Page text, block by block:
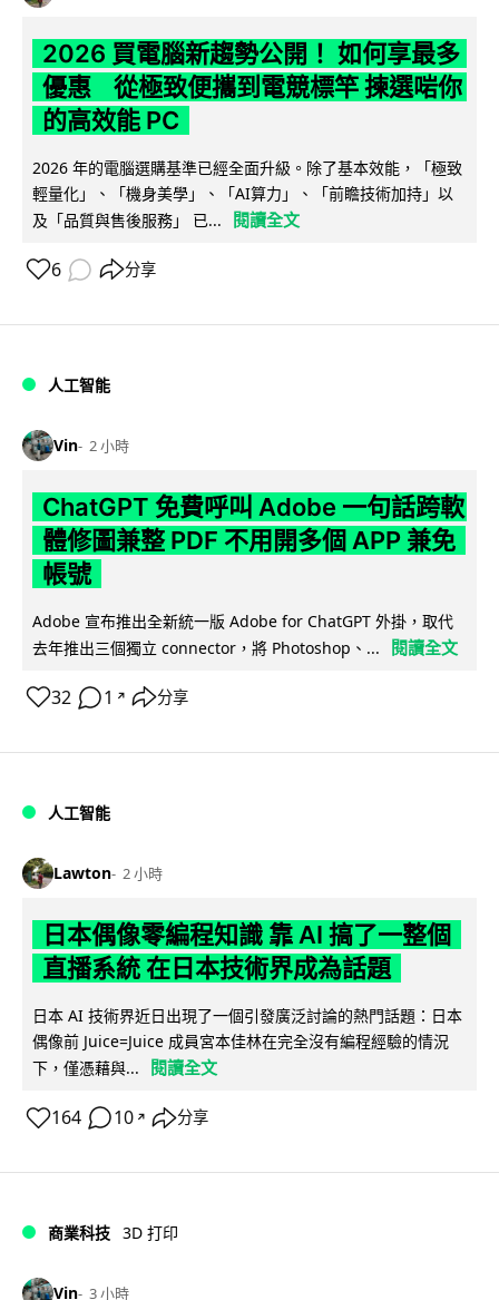
2026 買電腦新趨勢公開！ 如何享最多
優惠 從極致便攜到電競標竿 揀選啱你
的高效能 PC
2026 年的電腦選購基準已經全面升級。除了基本效能，「極致
輕量化」、「機身美學」、「AI算力」、「前瞻技術加持」以
及「品質與售後服務」 已...
閱讀全文
6 分享
人工智能
Vin 2 小時
ChatGPT 免費呼叫 Adobe 一句話跨軟
體修圖兼整 PDF 不用開多個 APP 兼免
帳號
Adobe 宣布推出全新統一版 Adobe for ChatGPT 外掛，取代
去年推出三個獨立 connector，將 Photoshop、...
閱讀全文
32 1 ↗ 分享
人工智能
Lawton 2 小時
日本偶像零編程知識 靠 AI 搞了一整個
直播系統 在日本技術界成為話題
日本 AI 技術界近日出現了一個引發廣泛討論的熱門話題：日本
偶像前 Juice=Juice 成員宮本佳林在完全沒有編程經驗的情況
下，僅憑藉與...
閱讀全文
164 10 ↗ 分享
商業科技 3D 打印
Vin 3 小時